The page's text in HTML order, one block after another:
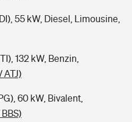
55 kW, Diesel, Limousine,
132 kW, Benzin,
ATJ)
60 kW, Bivalent,